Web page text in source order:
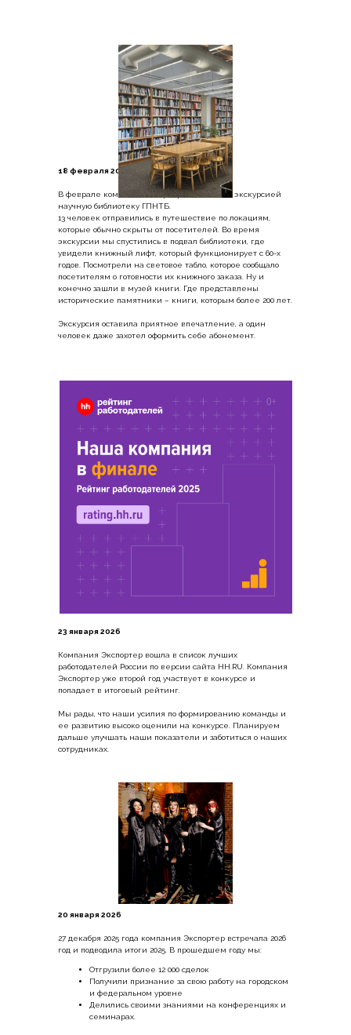
18 февраля 2026
В феврале команда Экспортера посетила с экскурсией
научную библиотеку ГПНТБ.
13 человек отправились в путешествие по локациям,
которые обычно скрыты от посетителей. Во время
экскурсии мы спустились в подвал библиотеки, где
увидели книжный лифт, который функционирует с 60-х
годов. Посмотрели на световое табло, которое сообщало
посетителям о готовности их книжного заказа. Ну и
конечно зашли в музей книги. Где представлены
исторические памятники – книги, которым более 200 лет.
Экскурсия оставила приятное впечатление, а один
человек даже захотел оформить себе абонемент.
23 января 2026
Компания Экспортер вошла в список лучших
работодателей России по версии сайта HH.RU. Компания
Экспортер уже второй год участвует в конкурсе и
попадает в итоговый рейтинг.
Мы рады, что наши усилия по формированию команды и
ее развитию высоко оценили на конкурсе. Планируем
дальше улучшать наши показатели и заботиться о наших
сотрудниках.
20 января 2026
27 декабря 2025 года компания Экспортер встречала 2026
год и подводила итоги 2025. В прошедшем году мы:
Отгрузили более 12 000 сделок
Получили признание за свою работу на городском
и федеральном уровне
Делились своими знаниями на конференциях и
семинарах.